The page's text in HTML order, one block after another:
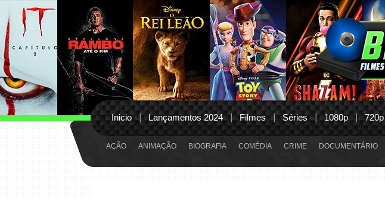
Inicio Lançamentos 2024 Filmes Séries 1080p 720p
AÇÃO ANIMAÇÃO BIOGRAFIA COMÉDIA CRIME DOCUMENTÁRIO